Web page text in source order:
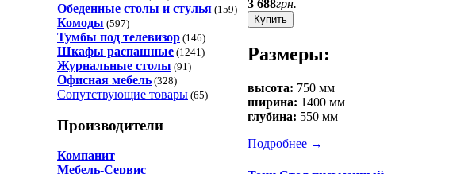
Обеденные cтолы и стулья (159)
Комоды (597)
Тумбы под телевизор (146)
Шкафы распашные (1241)
Журнальные столы (91)
Офисная мебель (328)
Сопутствующие товары (65)
Производители
Компанит
Мебель-Сервис
3 688грн.
Купить
Размеры:
высота: 750 мм
ширина: 1400 мм
глубина: 550 мм
Подробнее →